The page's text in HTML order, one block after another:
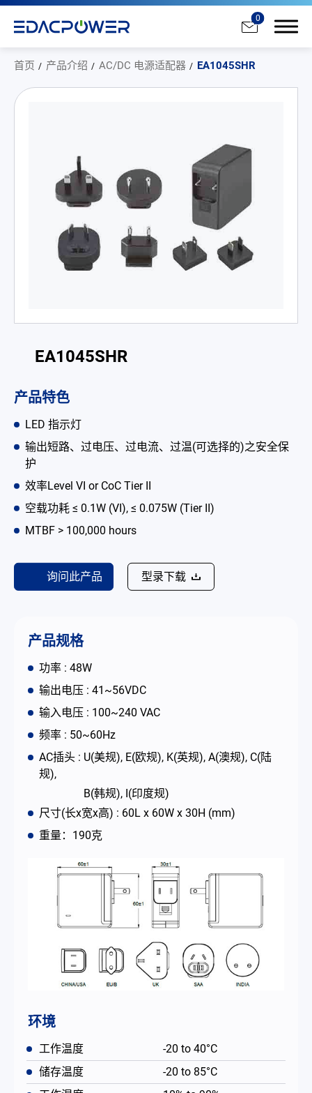
0
首页 产品介绍 AC/DC 电源适配器 EA1045SHR
EA1045SHR
产品特色
LED 指示灯
输出短路、过电压、过电流、过温(可选择的)之安全保
护
效率Level VI or CoC Tier II
空载功耗 ≤ 0.1W (VI), ≤ 0.075W (Tier II)
MTBF > 100,000 hours
询问此产品 型录下载
产品规格
功率 : 48W
输出电压 : 41~56VDC
输入电压 : 100~240 VAC
频率 : 50~60Hz
AC插头 : U(美规), E(欧规), K(英规), A(澳规), C(陆
规),
B(韩规), I(印度规)
尺寸(长x宽x高) : 60L x 60W x 30H (mm)
重量：190克
环境
工作温度
-20 to 40°C
储存温度
-20 to 85°C
AC/DC 电源适配器
AC/DC 医疗电源供应器
PD 充电器
电池适配充电器
开放式电源
内置机壳型电源适配器
LED 电源
CRPS 电源
解决方案
为何选择翌胜
公司简介
联络我们
简体中文 English